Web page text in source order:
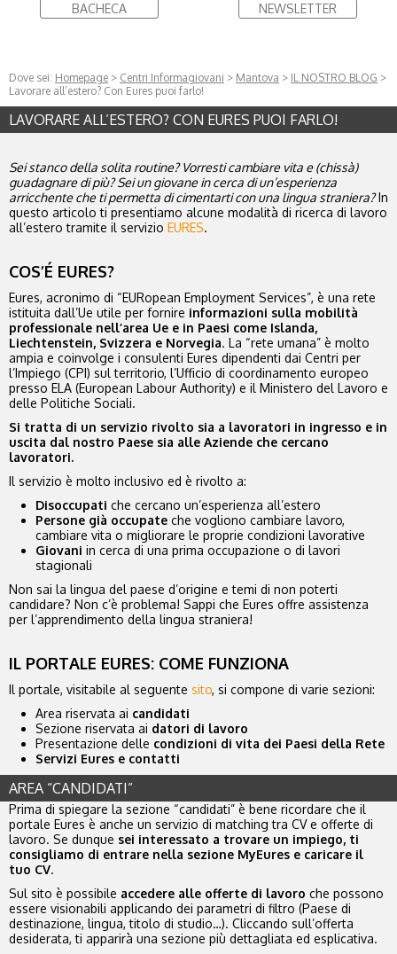
BACHECA NEWSLETTER
Dove sei: Homepage > Centri Informagiovani > Mantova > IL NOSTRO BLOG >
Lavorare all’estero? Con Eures puoi farlo!
LAVORARE ALL’ESTERO? CON EURES PUOI FARLO!
Sei stanco della solita routine? Vorresti cambiare vita e (chissà)
guadagnare di più? Sei un giovane in cerca di un’esperienza
arricchente che ti permetta di cimentarti con una lingua straniera?In
questo articolo ti presentiamo alcune modalità di ricerca di lavoro
all’estero tramite il servizio EURES.
COS’É EURES?
Eures, acronimo di “EURopean Employment Services”, è una rete
istituita dall’Ue utile per fornire informazioni sulla mobilità
professionale nell’area Ue e in Paesi come Islanda,
Liechtenstein, Svizzera e Norvegia. La “rete umana” è molto
ampia e coinvolge i consulenti Eures dipendenti dai Centri per
l’Impiego (CPI) sul territorio, l’Ufficio di coordinamento europeo
presso ELA (European Labour Authority) e il Ministero del Lavoro e
delle Politiche Sociali.
Si tratta di un servizio rivolto sia a lavoratori in ingresso e in
uscita dal nostro Paese sia alle Aziende che cercano
lavoratori.
Il servizio è molto inclusivo ed è rivolto a:
Disoccupati che cercano un’esperienza all’estero
Persone già occupate che vogliono cambiare lavoro,
cambiare vita o migliorare le proprie condizioni lavorative
Giovani in cerca di una prima occupazione o di lavori
stagionali
Non sai la lingua del paese d’origine e temi di non poterti
candidare? Non c’è problema! Sappi che Eures offre assistenza
per l’apprendimento della lingua straniera!
IL PORTALE EURES: COME FUNZIONA
Il portale, visitabile al seguente sito, si compone di varie sezioni:
Area riservata ai candidati
Sezione riservata ai datori di lavoro
Presentazione delle condizioni di vita dei Paesi della Rete
Servizi Eures e contatti
AREA “CANDIDATI”
Prima di spiegare la sezione “candidati” è bene ricordare che il
portale Eures è anche un servizio di matching tra CV e offerte di
lavoro. Se dunque sei interessato a trovare un impiego, ti
consigliamo di entrare nella sezione MyEures e caricare il
tuo CV.
Sul sito è possibile accedere alle offerte di lavoro che possono
essere visionabili applicando dei parametri di filtro (Paese di
destinazione, lingua, titolo di studio…). Cliccando sull’offerta
desiderata, ti apparirà una sezione più dettagliata ed esplicativa.